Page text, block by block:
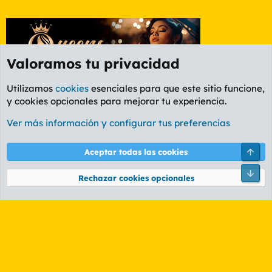
Foro Informática y Videojuegos
Cookies
PL OLDSTYLE AMARILLO
Términos y reglas Política de privacidad Ayuda
Community platform by XenForo® © 2010-2026 XenForo Ltd.
Valoramos tu privacidad
Utilizamos cookies esenciales para que este sitio funcione,
y cookies opcionales para mejorar tu experiencia.
Ver más información y configurar tus preferencias
Aceptar todas las cookies
Rechazar cookies opcionales
Pie